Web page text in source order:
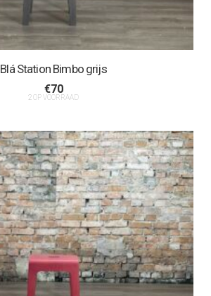
Blá Station Bimbo grijs
€70
2 OP VOORRAAD